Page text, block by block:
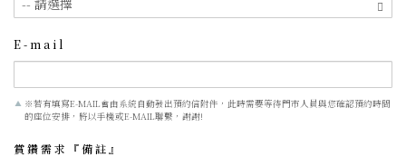
E-mail
※若有填寫E-MAIL會由系統自動發出預約信附件，此時需要等待門市人員與您確認預約時間
的座位安排，將以手機或E-MAIL聯繫，謝謝!
賞鑽需求『備註』